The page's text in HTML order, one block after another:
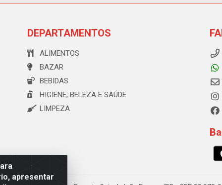
apresentar
DEPARTAMENTOS
ALIMENTOS
BAZAR
BEBIDAS
HIGIENE, BELEZA E SAÚDE
LIMPEZA